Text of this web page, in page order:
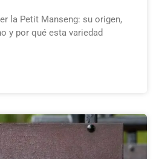
la Petit Manseng: su origen,
y por qué esta variedad